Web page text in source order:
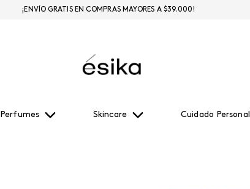
Perfumes Skincare Cuidado Personal
¡ENVÍO GRATIS EN COMPRAS MAYORES A $39.000!